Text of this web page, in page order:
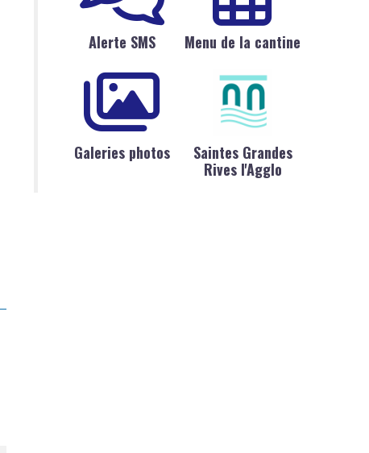
Alerte SMS Menu de la cantine
Galeries photos
Saintes Grandes
Rives l'Agglo